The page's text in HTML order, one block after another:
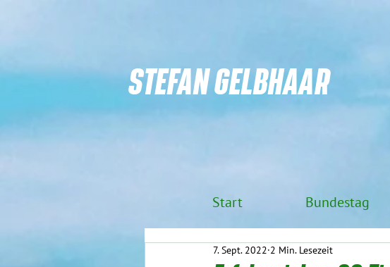
STEFAN GELBHAAR
7. Sept. 2022 2 Min. Lesezeit
Start Bundestag